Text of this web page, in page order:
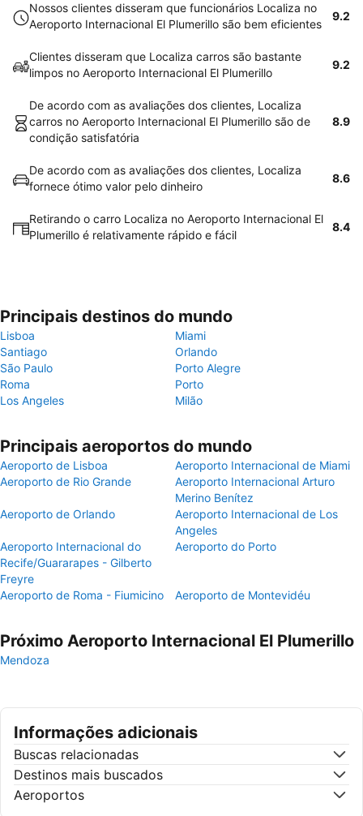
Nossos clientes disseram que funcionários Localiza no
Aeroporto Internacional El Plumerillo são bem eficientes
9.2
Clientes disseram que Localiza carros são bastante
limpos no Aeroporto Internacional El Plumerillo
9.2
De acordo com as avaliações dos clientes, Localiza
carros no Aeroporto Internacional El Plumerillo são de
condição satisfatória
8.9
De acordo com as avaliações dos clientes, Localiza
fornece ótimo valor pelo dinheiro
8.6
Retirando o carro Localiza no Aeroporto Internacional El
Plumerillo é relativamente rápido e fácil
8.4
Principais destinos do mundo
Lisboa
Miami
Santiago
Orlando
São Paulo
Porto Alegre
Roma
Porto
Los Angeles
Milão
Principais aeroportos do mundo
Aeroporto de Lisboa
Aeroporto Internacional de Miami
Aeroporto de Rio Grande
Aeroporto Internacional Arturo
Merino Benítez
Aeroporto de Orlando
Aeroporto Internacional de Los
Angeles
Aeroporto Internacional do
Recife/Guararapes - Gilberto
Freyre
Aeroporto do Porto
Aeroporto de Roma - Fiumicino Aeroporto de Montevidéu
Próximo Aeroporto Internacional El Plumerillo
Mendoza
Informações adicionais
Buscas relacionadas
Destinos mais buscados
Aeroportos